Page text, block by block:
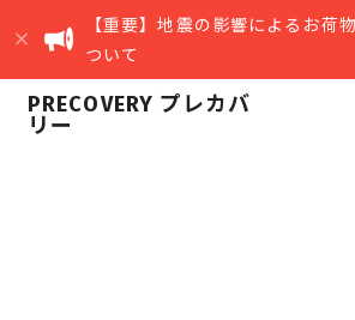
【重要】地震の影響によるお荷
ついて
PRECOVERY プレカバ
リー